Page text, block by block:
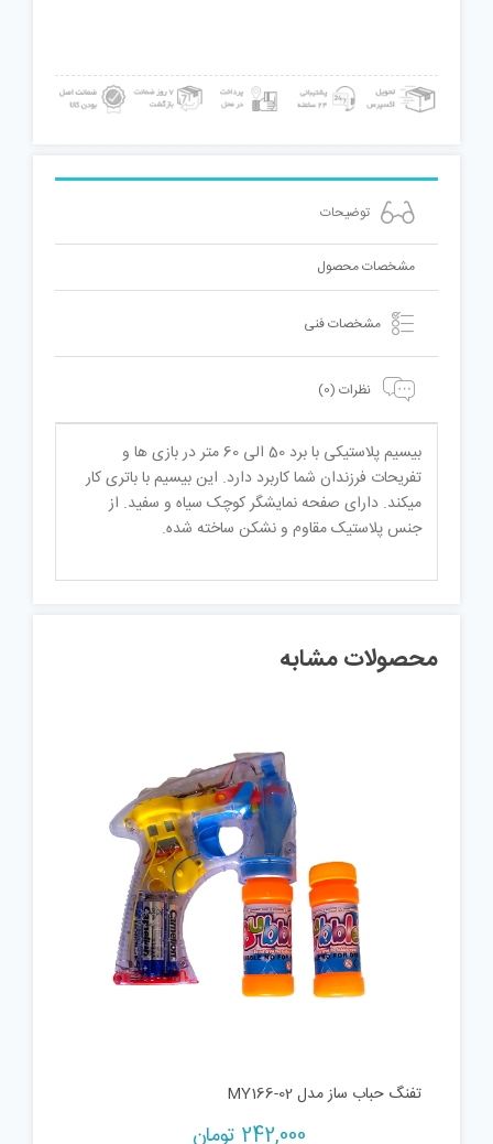
توضیحات
مشخصات محصول
مشخصات فنی
نظرات (0)
بیسیم پلاستیکی با برد 50 الی 60 متر در بازی ها و
تفریحات فرزندان شما کاربرد دارد. این بیسیم با باتری کار
میکند. دارای صفحه نمایشگر کوچک سیاه و سفید. از
جنس پلاستیک مقاوم و نشکن ساخته شده.
محصولات مشابه
تفنگ حباب ساز مدل MY166-02
242,000 تومان